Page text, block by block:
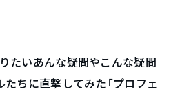
たいあんな疑問やこんな疑問
たちに直撃してみた「プロフェ